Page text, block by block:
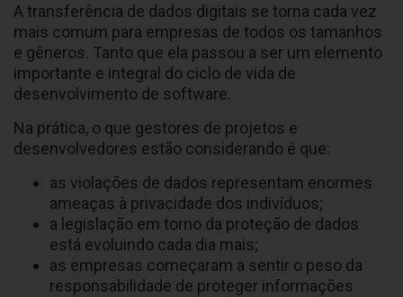
A transferência de dados digitais se torna cada vez
mais comum para empresas de todos os tamanhos
e gêneros. Tanto que ela passou a ser um elemento
importante e integral do ciclo de vida de
desenvolvimento de software.
Na prática, o que gestores de projetos e
desenvolvedores estão considerando é que:
as violações de dados representam enormes
ameaças à privacidade dos indivíduos;
a legislação em torno da proteção de dados
está evoluindo cada dia mais;
as empresas começaram a sentir o peso da
responsabilidade de proteger informações